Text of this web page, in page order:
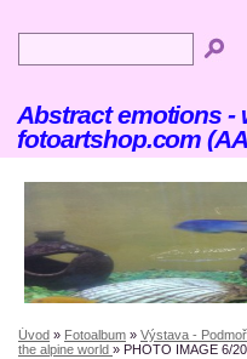
Abstract emotions -
fotoartshop.com
Úvod » Fotoalbum » Výstava -
the alpine world » PHOTO IMAGE 6/